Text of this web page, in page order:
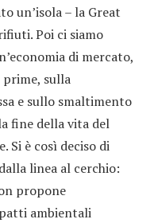
un’isola – la Great
Poi ci siamo
di mercato,
prime, sulla
e sullo smaltimento
fine della vita del
Si è così deciso di
linea al cerchio:
propone
ambientali